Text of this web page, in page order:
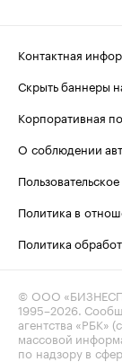
Контактная
Скрыть баннеры
Корпоративная
О соблюдении
Политика в
Политика
© ООО
1995–2026.
агентства «РБК»
массовой
по надзору в